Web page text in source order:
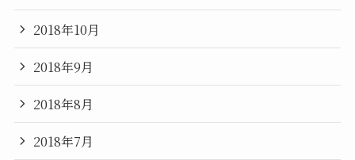
2018年10月
2018年9月
2018年8月
2018年7月